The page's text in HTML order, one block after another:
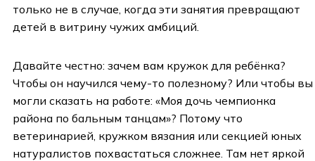
только не в случае, когда эти занятия превращают
детей в витрину чужих амбиций.
Давайте честно: зачем вам кружок для ребёнка?
Чтобы он научился чему-то полезному? Или чтобы вы
могли сказать на работе: «Моя дочь чемпионка
района по бальным танцам»? Потому что
ветеринарией, кружком вязания или секцией юных
натуралистов похвастаться сложнее. Там нет яркой